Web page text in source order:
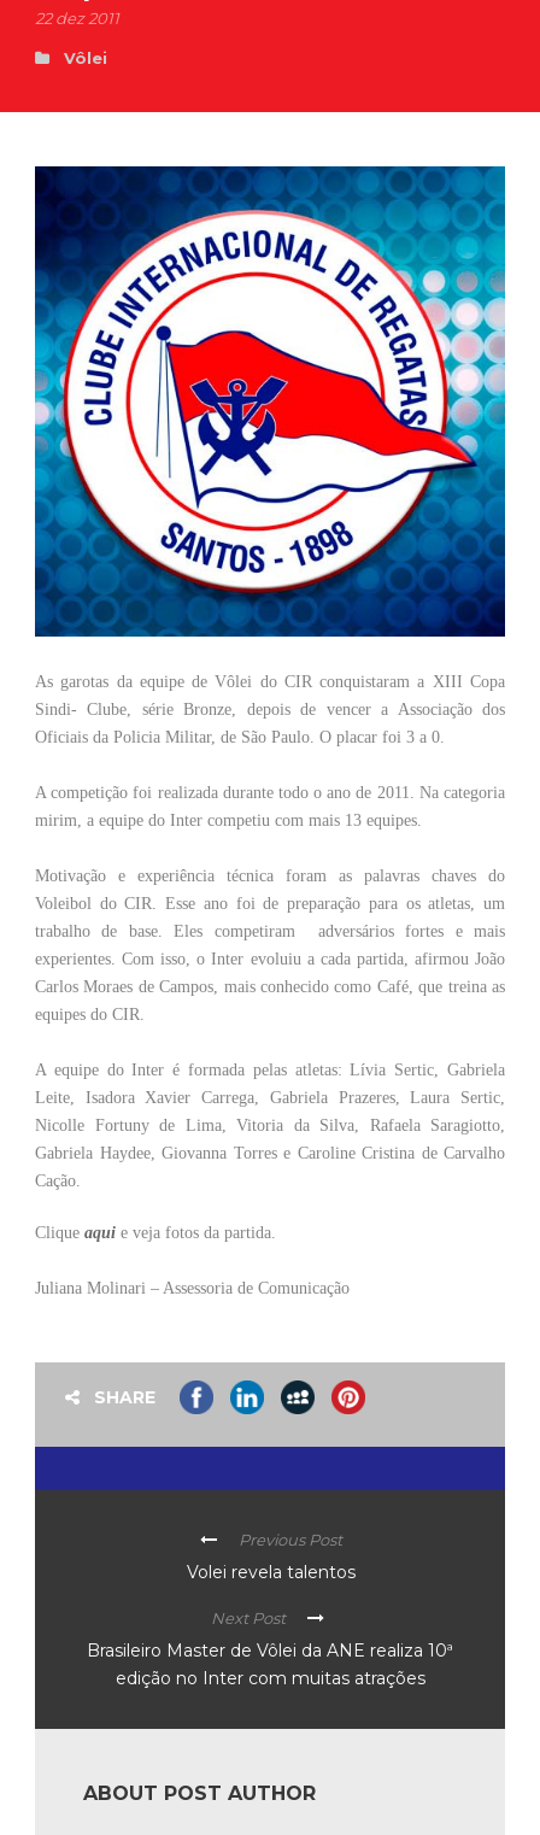
22 dez 2011
Vôlei
As garotas da equipe de Vôlei do CIR conquistaram a XIII Copa
Sindi- Clube, série Bronze, depois de vencer a Associação dos
Oficiais da Policia Militar, de São Paulo. O placar foi 3 a 0.
A competição foi realizada durante todo o ano de 2011. Na categoria
mirim, a equipe do Inter competiu com mais 13 equipes.
Motivação e experiência técnica foram as palavras chaves do
Voleibol do CIR. Esse ano foi de preparação para os atletas, um
trabalho de base. Eles competiram adversários fortes e mais
experientes. Com isso, o Inter evoluiu a cada partida, afirmou João
Carlos Moraes de Campos, mais conhecido como Café, que treina as
equipes do CIR.
A equipe do Inter é formada pelas atletas: Lívia Sertic, Gabriela
Leite, Isadora Xavier Carrega, Gabriela Prazeres, Laura Sertic,
Nicolle Fortuny de Lima, Vitoria da Silva, Rafaela Saragiotto,
Gabriela Haydee, Giovanna Torres e Caroline Cristina de Carvalho
Cação.
Clique aqui e veja fotos da partida.
Juliana Molinari – Assessoria de Comunicação
SHARE
Previous Post
Volei revela talentos
Next Post
Brasileiro Master de Vôlei da ANE realiza 10ª
edição no Inter com muitas atrações
ABOUT POST AUTHOR